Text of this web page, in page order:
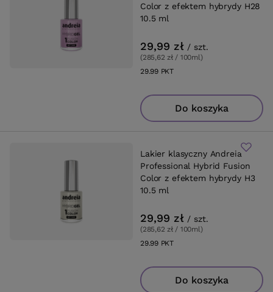
Color z efektem hybrydy H28
10.5 ml
29,99 zł / szt.
(285,62 zł / 100ml)
29.99PKTpunktów
Do koszyka
Lakier klasyczny Andreia
Professional Hybrid Fusion
Color z efektem hybrydy H3
10.5 ml
29,99 zł / szt.
(285,62 zł / 100ml)
29.99PKTpunktów
Do koszyka